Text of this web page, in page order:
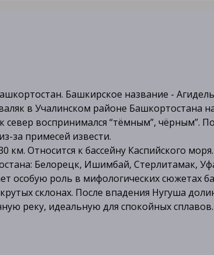
Башкирское название -
в Учалинском районе Башкортостана
север воспринимался “тёмным”, чёрным”.
за примесей извести.
Относится к бассейну Каспийского моря.
Белорецк, Ишимбай, Стерлитамак,
особую роль в мифологических сюжетах
склонах. После впадения Нугуша
реку, идеальную для спокойных сплавов.